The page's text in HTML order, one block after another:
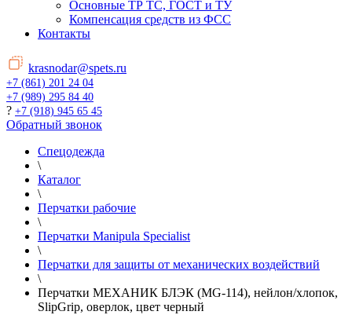
Основные ТР ТС, ГОСТ и ТУ
Компенсация средств из ФСС
Контакты
krasnodar@spets.ru
+7 (861) 201 24 04
+7 (989) 295 84 40
? +7 (918) 945 65 45
Обратный звонок
Спецодежда
\
Каталог
\
Перчатки рабочие
\
Перчатки Manipula Specialist
\
Перчатки для защиты от механических воздействий
\
Перчатки МЕХАНИК БЛЭК (MG-114), нейлон/хлопок,
SlipGrip, оверлок, цвет черный